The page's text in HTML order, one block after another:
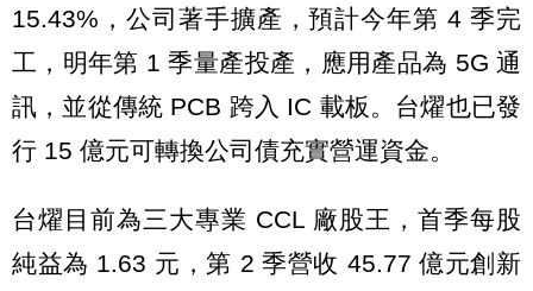
15.43%，公司著手擴產，預計今年第 4 季完
工，明年第 1 季量產投產，應用產品為 5G 通
訊，並從傳統 PCB 跨入 IC 載板。台燿也已發
行 15 億元可轉換公司債充實營運資金。
台燿目前為三大專業 CCL 廠股王，首季每股
純益為 1.63 元，第 2 季營收 45.77 億元創新